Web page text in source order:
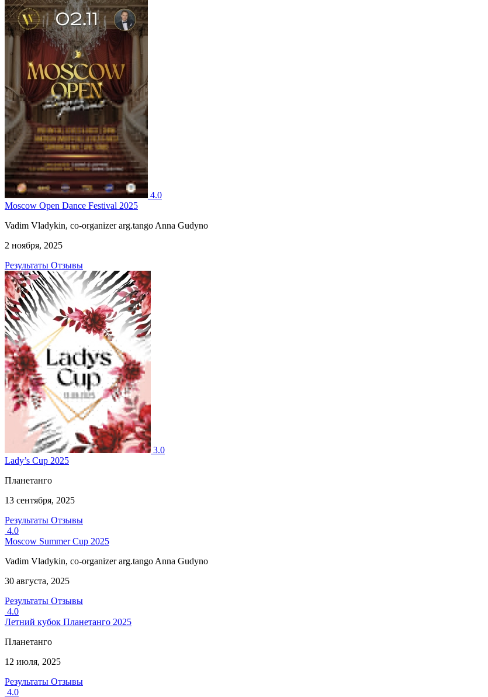
4.0
Moscow Open Dance Festival 2025
Vadim Vladykin, co-organizer arg.tango Anna Gudyno
2 ноября, 2025
Результаты Отзывы
3.0
Lady’s Cup 2025
Планетанго
13 сентября, 2025
Результаты Отзывы
4.0
Moscow Summer Cup 2025
Vadim Vladykin, co-organizer arg.tango Anna Gudyno
30 августа, 2025
Результаты Отзывы
4.0
Летний кубок Планетанго 2025
Планетанго
12 июля, 2025
Результаты Отзывы
4.0